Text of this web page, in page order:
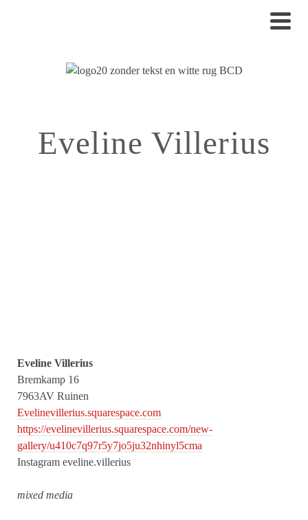
Eveline Villerius
Eveline Villerius
Bremkamp 16
7963AV Ruinen
Evelinevillerius.squarespace.com
https://evelinevillerius.squarespace.com/new-
gallery/u410c7q97r5y7jo5ju32nhinyl5cma
Instagram eveline.villerius
mixed media